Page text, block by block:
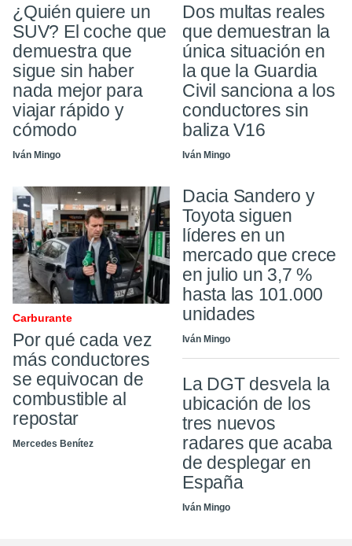
¿Quién quiere un
SUV? El coche que
demuestra que
sigue sin haber
nada mejor para
viajar rápido y
cómodo
Iván Mingo
Dos multas reales
que demuestran la
única situación en
la que la Guardia
Civil sanciona a los
conductores sin
baliza V16
Iván Mingo
Carburante
Por qué cada vez
más conductores
se equivocan de
combustible al
repostar
Mercedes Benítez
Dacia Sandero y
Toyota siguen
líderes en un
mercado que crece
en julio un 3,7 %
hasta las 101.000
unidades
Iván Mingo
La DGT desvela la
ubicación de los
tres nuevos
radares que acaba
de desplegar en
España
Iván Mingo